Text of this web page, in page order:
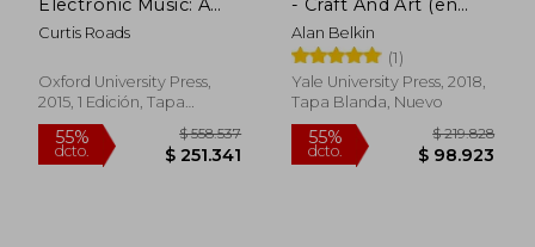
new Aesthetic (en
Inglés)
Curtis Roads
Oxford University Press,
2015, 1 Edición, Tapa
Blanda, Nuevo
Inglés)
Alan Belkin
(1)
Yale University Press, 2018,
Tapa Blanda, Nuevo